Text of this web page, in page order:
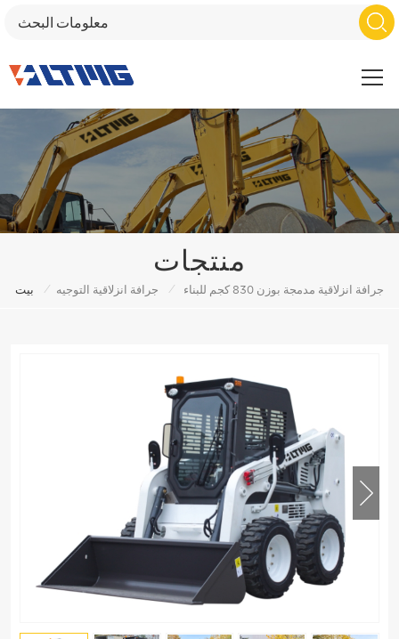
منتجات
بيت / جرافة انزلاقية التوجيه / جرافة انزلاقية مدمجة بوزن 830 كجم للبناء